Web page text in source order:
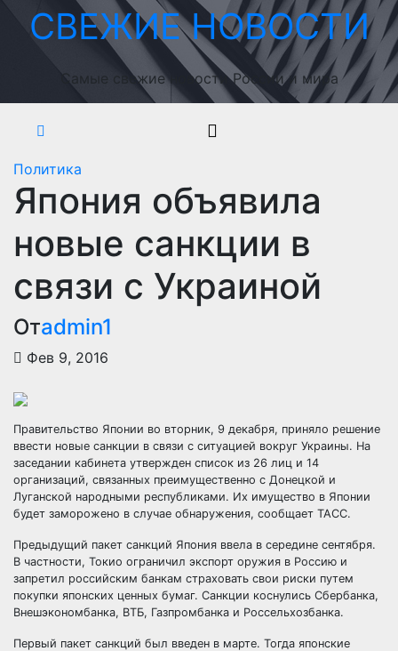
ПерейтиСВЕЖИЕ НОВОСТИ
Самые свежие новости России и мира
Политика
Япония объявила
новые санкции в
связи с Украиной
Отadmin1
Фев 9, 2016
Правительство Японии во вторник, 9 декабря, приняло решение
ввести новые санкции в связи с ситуацией вокруг Украины. На
заседании кабинета утвержден список из 26 лиц и 14
организаций, связанных преимущественно с Донецкой и
Луганской народными республиками. Их имущество в Японии
будет заморожено в случае обнаружения, сообщает ТАСС.
Предыдущий пакет санкций Япония ввела в середине сентября.
В частности, Токио ограничил экспорт оружия в Россию и
запретил российским банкам страховать свои риски путем
покупки японских ценных бумаг. Санкции коснулись Сбербанка,
Внешэкономбанка, ВТБ, Газпромбанка и Россельхозбанка.
Первый пакет санкций был введен в марте. Тогда японские